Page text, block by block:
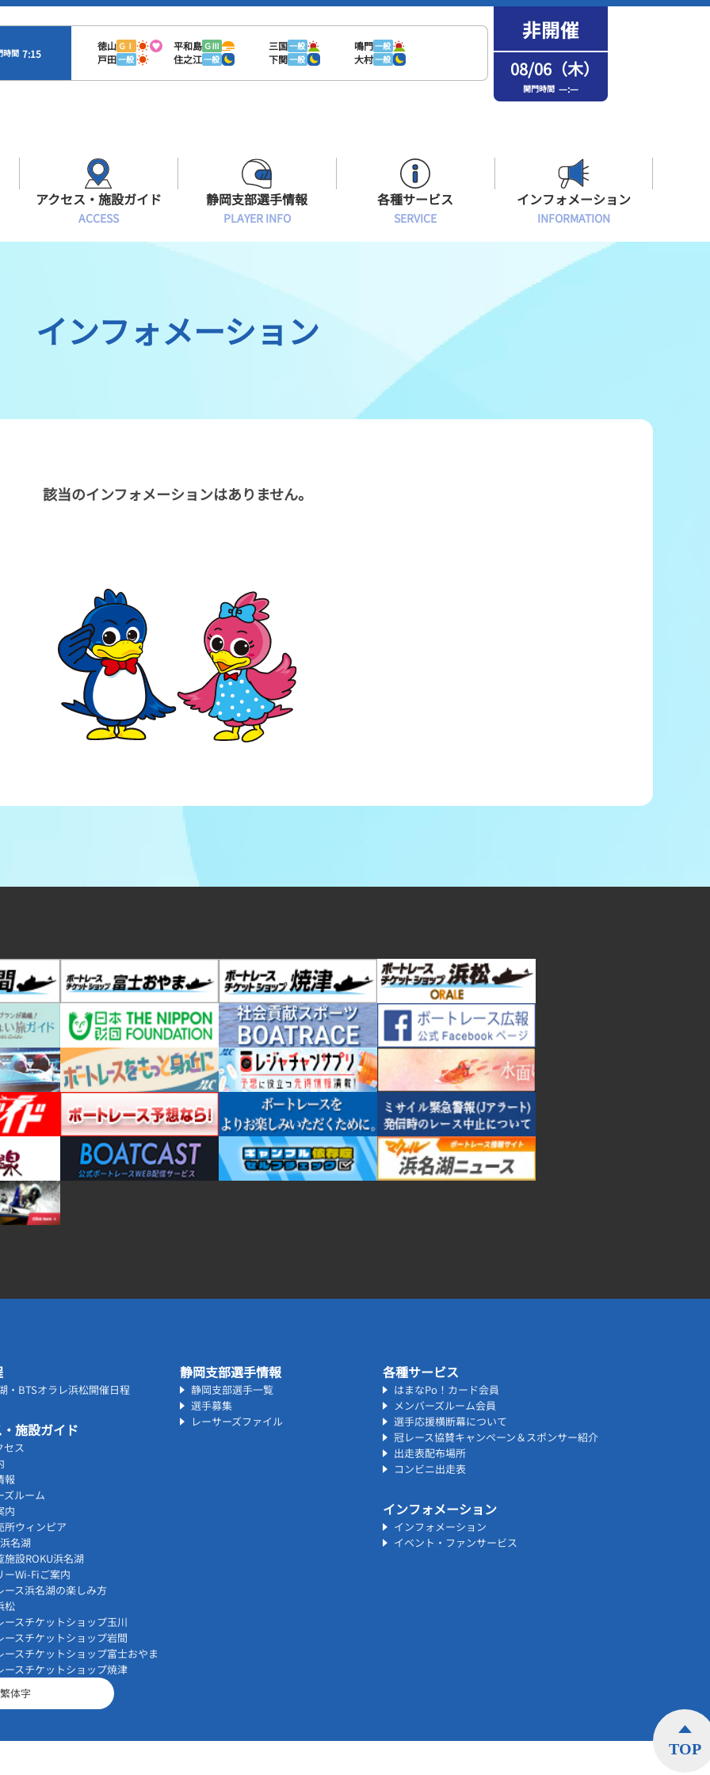
時間 7:15
徳山 ＧⅠ 平和島 ＧⅢ 三国一般 鳴門一般
戸田一般 住之江一般 下関一般 大村一般 08/06（木）
開門時間 —:—
出目データ
水面特性・進入コース別情報
アクセス・施設ガイド
ACCESS
有料席情報
Mooovi浜名湖
場内フリーWi-Fiご案内
ボートレース浜名湖の楽しみ方
オラレ浜松
静岡支部選手情報
PLAYER INFO
選手募集
レーサーズファイル
各種サービス
SERVICE
メンバーズルーム会員
選手応援横断幕について
冠レース協賛キャンペーン
インフォメーション
INFORMATION
インフォメーション
インフォメーション
該当のインフォメーションはありません。
・BTSオラレ浜松開催日程
施設ガイド
セス
報
ズルーム
内
所ウィンピア
名湖
施設ROKU浜名湖
ーWi-Fiご案内
ース浜名湖の楽しみ方
松
ースチケットショップ玉川
ースチケットショップ岩間
ースチケットショップ富士おやま
ースチケットショップ焼津
静岡支部選手情報
静岡支部選手一覧
選手募集
レーサーズファイル
各種サービス
はまなPo！カード会員
メンバーズルーム会員
選手応援横断幕について
冠レース協賛キャンペーン＆スポンサー紹介
出走表配布場所
コンビニ出走表
インフォメーション
インフォメーション
イベント・ファンサービス
体字